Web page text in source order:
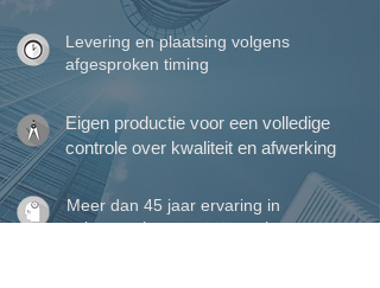
Levering en plaatsing volgens
afgesproken timing
Eigen productie voor een volledige
controle over kwaliteit en afwerking
Meer dan 45 jaar ervaring in
vakmanschap en maatwerk